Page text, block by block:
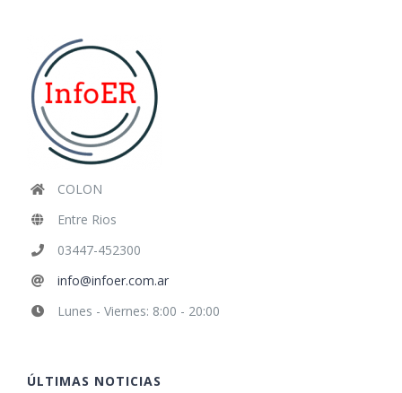
COLON
Entre Rios
03447-452300
info@infoer.com.ar
Lunes - Viernes: 8:00 - 20:00
ÚLTIMAS NOTICIAS